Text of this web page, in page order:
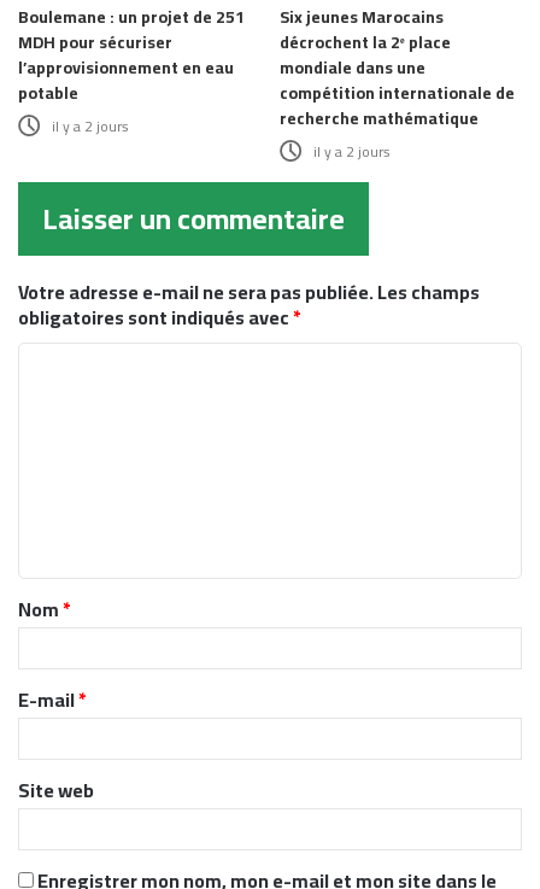
Boulemane : un projet de 251
MDH pour sécuriser
l’approvisionnement en eau
potable
il y a 2 jours
Six jeunes Marocains
décrochent la 2ᵉ place
mondiale dans une
compétition internationale de
recherche mathématique
il y a 2 jours
Laisser un commentaire
Votre adresse e-mail ne sera pas publiée.Les champs
obligatoires sont indiqués avec*
t
a
r
e
*
Nom*
E-mail*
Site web
Enregistrer mon nom, mon e-mail et mon site dans le